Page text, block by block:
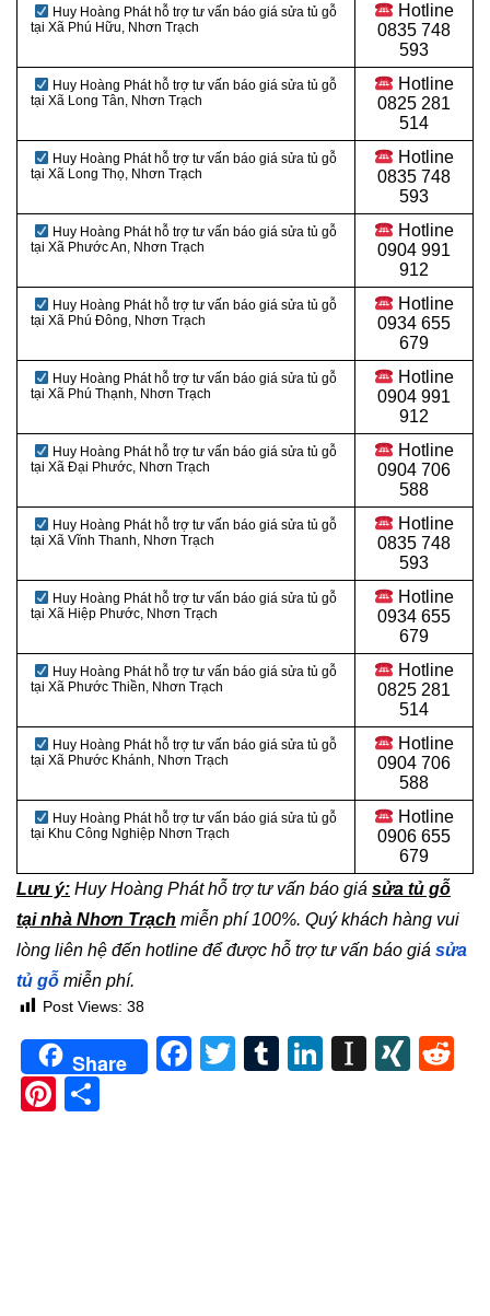
Huy Hoàng Phát hỗ trợ tư vấn báo giá sửa tủ gỗ
tại Xã Phú Hữu, Nhơn Trạch
Hotline
0835 748
593
Huy Hoàng Phát hỗ trợ tư vấn báo giá sửa tủ gỗ
tại Xã Long Tân, Nhơn Trạch
Hotline
0825 281
514
Huy Hoàng Phát hỗ trợ tư vấn báo giá sửa tủ gỗ
tại Xã Long Thọ, Nhơn Trạch
Hotline
0835 748
593
Huy Hoàng Phát hỗ trợ tư vấn báo giá sửa tủ gỗ
tại Xã Phước An, Nhơn Trạch
Hotline
0904 991
912
Huy Hoàng Phát hỗ trợ tư vấn báo giá sửa tủ gỗ
tại Xã Phú Đông, Nhơn Trạch
Hotline
0934 655
679
Huy Hoàng Phát hỗ trợ tư vấn báo giá sửa tủ gỗ
tại Xã Phú Thạnh, Nhơn Trạch
Hotline
0904 991
912
Huy Hoàng Phát hỗ trợ tư vấn báo giá sửa tủ gỗ
tại Xã Đại Phước, Nhơn Trạch
Hotline
0904 706
588
Huy Hoàng Phát hỗ trợ tư vấn báo giá sửa tủ gỗ
tại Xã Vĩnh Thanh, Nhơn Trạch
Hotline
0835 748
593
Huy Hoàng Phát hỗ trợ tư vấn báo giá sửa tủ gỗ
tại Xã Hiệp Phước, Nhơn Trạch
Hotline
0934 655
679
Huy Hoàng Phát hỗ trợ tư vấn báo giá sửa tủ gỗ
tại Xã Phước Thiền, Nhơn Trạch
Hotline
0825 281
514
Huy Hoàng Phát hỗ trợ tư vấn báo giá sửa tủ gỗ
tại Xã Phước Khánh, Nhơn Trạch
Hotline
0904 706
588
Huy Hoàng Phát hỗ trợ tư vấn báo giá sửa tủ gỗ
tại Khu Công Nghiệp Nhơn Trạch
Hotline
0906 655
679
Lưu ý: Huy Hoàng Phát hỗ trợ tư vấn báo giá sửa tủ gỗ
tại nhà Nhơn Trạch miễn phí 100%. Quý khách hàng vui
lòng liên hệ đến hotline để được hỗ trợ tư vấn báo giá sửa
tủ gỗ miễn phí.
Post Views: 38
Share Facebook
TwitterTumblrLinkedIn
Pinterest